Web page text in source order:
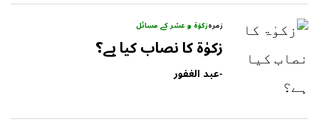
زمرہزکوٰۃ و عشر کے مسائل
زکوٰۃ کا نصاب کیا ہے؟
-عبد الغفور